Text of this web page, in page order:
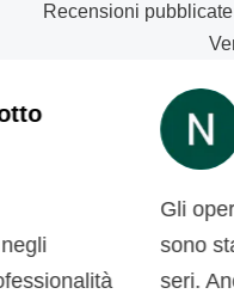
Recensioni
5/5
Gli operai
sono stati
seri.